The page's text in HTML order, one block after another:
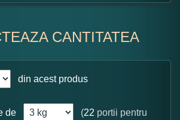
CANTITATEA
din acest produs
de (22 portii pentru